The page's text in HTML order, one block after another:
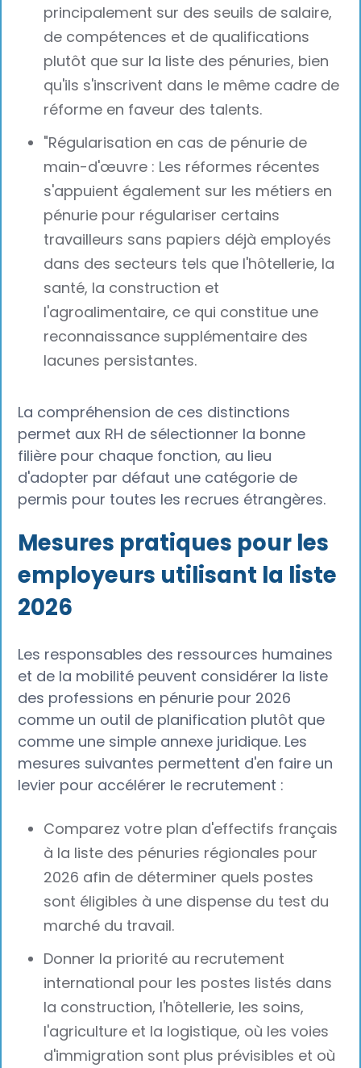
principalement sur des seuils de salaire,
de compétences et de qualifications
plutôt que sur la liste des pénuries, bien
qu'ils s'inscrivent dans le même cadre de
réforme en faveur des talents.
"Régularisation en cas de pénurie de
main-d'œuvre : Les réformes récentes
s'appuient également sur les métiers en
pénurie pour régulariser certains
travailleurs sans papiers déjà employés
dans des secteurs tels que l'hôtellerie, la
santé, la construction et
l'agroalimentaire, ce qui constitue une
reconnaissance supplémentaire des
lacunes persistantes.
La compréhension de ces distinctions
permet aux RH de sélectionner la bonne
filière pour chaque fonction, au lieu
d'adopter par défaut une catégorie de
permis pour toutes les recrues étrangères.
Mesures pratiques pour les
employeurs utilisant la liste
2026
Les responsables des ressources humaines
et de la mobilité peuvent considérer la liste
des professions en pénurie pour 2026
comme un outil de planification plutôt que
comme une simple annexe juridique. Les
mesures suivantes permettent d'en faire un
levier pour accélérer le recrutement :
Comparez votre plan d'effectifs français
à la liste des pénuries régionales pour
2026 afin de déterminer quels postes
sont éligibles à une dispense du test du
marché du travail.
Donner la priorité au recrutement
international pour les postes listés dans
la construction, l'hôtellerie, les soins,
l'agriculture et la logistique, où les voies
d'immigration sont plus prévisibles et où